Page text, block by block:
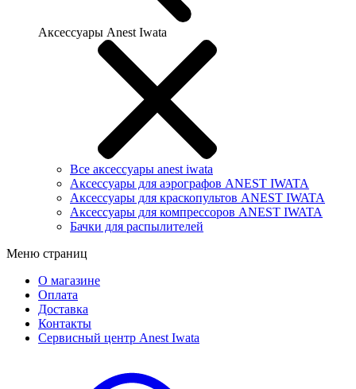
Аксессуары Anest Iwata
Все аксессуары anest iwata
Аксессуары для аэрографов ANEST IWATA
Аксессуары для краскопультов ANEST IWATA
Аксессуары для компрессоров ANEST IWATA
Бачки для распылителей
Меню страниц
О магазине
Оплата
Доставка
Контакты
Сервисный центр Anest Iwata